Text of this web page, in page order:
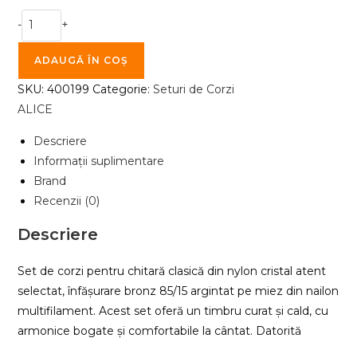
Cantitate
Corzi
Chitară
Clasică
-
Normal
Tension
-
Alice
AC138-
- +
ADAUGĂ ÎN COȘ
SKU:400199 Categorie:Seturi de Corzi
ALICE
Descriere
Informații suplimentare
Brand
Recenzii (0)
Descriere
Set de corzi pentru chitară clasică din nylon cristal atent
selectat, înfășurare bronz 85/15 argintat pe miez din nailon
multifilament. Acest set oferă un timbru curat și cald, cu
armonice bogate și comfortabile la cântat. Datorită